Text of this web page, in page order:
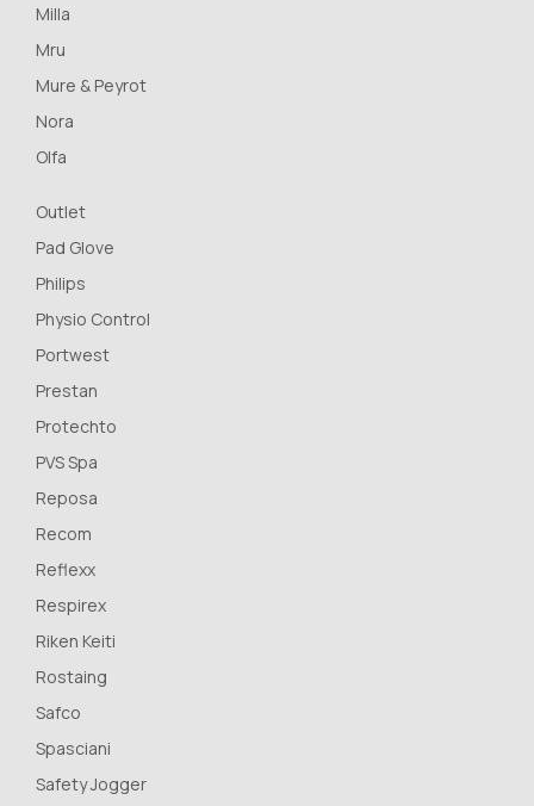
Milla
Mru
Mure & Peyrot
Nora
Olfa
Outlet
Pad Glove
Philips
Physio Control
Portwest
Prestan
Protechto
PVS Spa
Reposa
Recom
Reflexx
Respirex
Riken Keiti
Rostaing
Safco
Spasciani
Safety Jogger